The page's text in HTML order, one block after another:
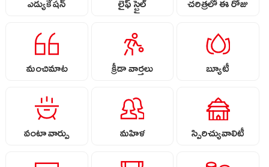
ఎడ్యుకేషన్ లైఫ్ స్టైల్ చరిత్రలో ఈ రోజు
మంచిమాట క్రీడా వార్తలు బ్యూటీ
వంటా వార్పు మహిళ స్పిరిచ్యువాలిటీ